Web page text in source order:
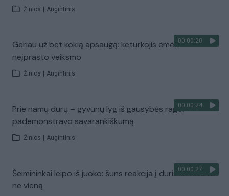
Žinios Augintinis
00:00:20
Geriau už bet kokią apsaugą: keturkojis ėmėsi
neįprasto veiksmo
Žinios Augintinis
00:00:24
Prie namų durų – gyvūnų lyg iš gausybės rago:
pademonstravo savarankiškumą
Žinios Augintinis
00:00:27
Šeimininkai leipo iš juoko: šuns reakcija į duris nustebins
ne vieną